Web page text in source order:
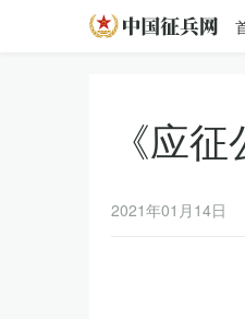
《应
2021年01月14日